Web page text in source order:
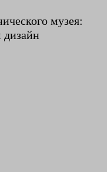
музея:
дизайн